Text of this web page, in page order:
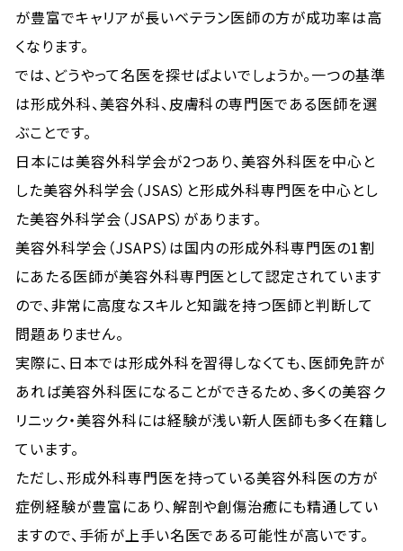
が豊富でキャリアが長いベテラン医師の方が成功率は高
くなります。
では、どうやって名医を探せばよいでしょうか。一つの基準
は形成外科、美容外科、皮膚科の専門医である医師を選
ぶことです。
日本には美容外科学会が2つあり、美容外科医を中心と
した美容外科学会（JSAS）と形成外科専門医を中心とし
た美容外科学会（JSAPS）があります。
美容外科学会（JSAPS）は国内の形成外科専門医の1割
にあたる医師が美容外科専門医として認定されています
ので、非常に高度なスキルと知識を持つ医師と判断して
問題ありません。
実際に、日本では形成外科を習得しなくても、医師免許が
あれば美容外科医になることができるため、多くの美容ク
リニック・美容外科には経験が浅い新人医師も多く在籍し
ています。
ただし、形成外科専門医を持っている美容外科医の方が
症例経験が豊富にあり、解剖や創傷治癒にも精通してい
ますので、手術が上手い名医である可能性が高いです。